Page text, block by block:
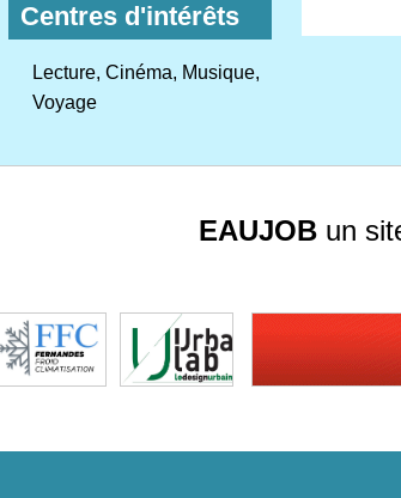
Centres d'intérêts
Lecture, Cinéma, Musique,
Voyage
EAUJOB un